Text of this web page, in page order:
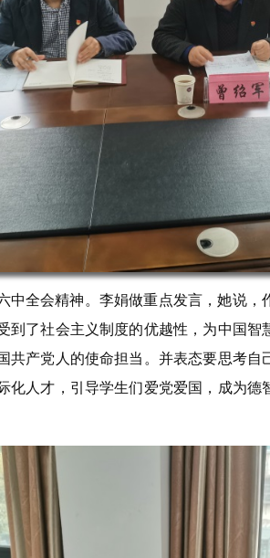
中全会精神。李娟做重点发言，她说，
到了社会主义制度的优越性，为中国
共产党人的使命担当。并表态要思考
化人才，引导学生们爱党爱国，成为